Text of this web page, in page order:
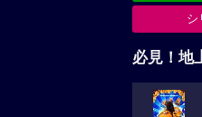
シ
必見！地